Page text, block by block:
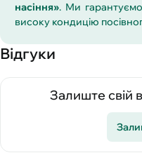
насіння». Ми гарантуємо
високу кондицію
Відгуки
Залиште свій